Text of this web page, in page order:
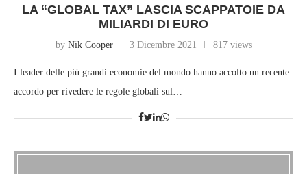
LA “GLOBAL TAX” LASCIA SCAPPATOIE DA
MILIARDI DI EURO
by Nik Cooper 3 Dicembre 2021 817 views
I leader delle più grandi economie del mondo hanno accolto un recente
accordo per rivedere le regole globali sul…